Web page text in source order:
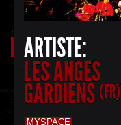
ARTISTE:
LES ANGES
GARDIENS (FR)
MYSPACE